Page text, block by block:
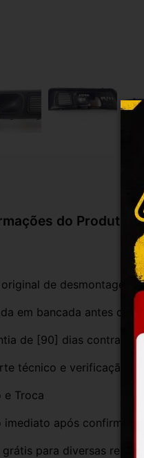
do Produto
original de
em bancada antes do
de [90] dias contra
técnico e verificação
e Troca
imediato após
grátis para diversas